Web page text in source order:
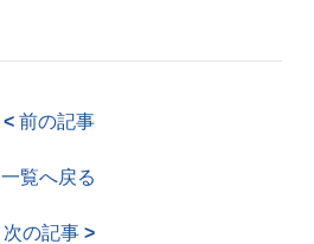
< 前の記事
一覧へ戻る
次の記事>